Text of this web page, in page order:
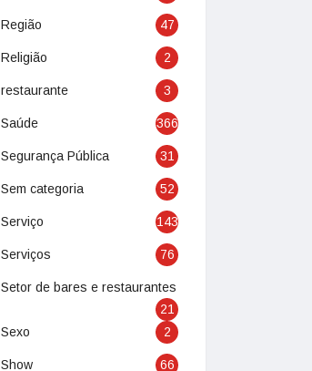
Região 47
Religião 2
restaurante 3
Saúde 366
Segurança Pública 31
Sem categoria 52
Serviço 143
Serviços 76
Setor de bares e restaurantes
21
Sexo
2
Show 66